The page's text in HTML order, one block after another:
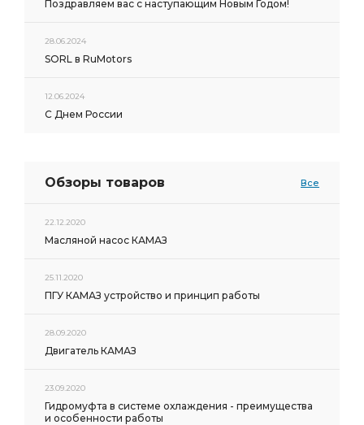
Поздравляем вас с наступающим Новым Годом!
28.06.2024
SORL в RuMotors
12.06.2024
С Днем России
Обзоры товаров Все
22.12.2020
Масляной насос КАМАЗ
25.11.2020
ПГУ КАМАЗ устройство и принцип работы
28.09.2020
Двигатель КАМАЗ
23.09.2020
Гидромуфта в системе охлаждения - преимущества
и особенности работы